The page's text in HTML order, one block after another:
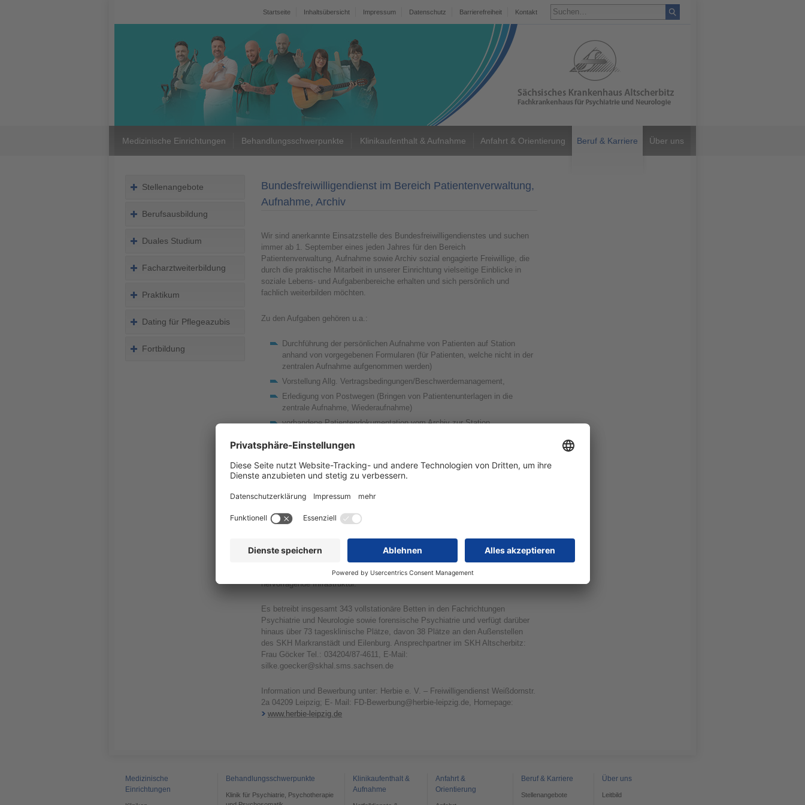
Startseite Inhaltsübersicht Impressum Datenschutz Barrierefreiheit Kontakt
Medizinische Einrichtungen Behandlungsschwerpunkte Klinikaufenthalt & Aufnahme Anfahrt & Orientierung Beruf & Karriere Über uns
Stellenangebote
Berufsausbildung
Duales Studium
Facharztweiterbildung
Praktikum
Dating für Pflegeazubis
Fortbildung
Bundesfreiwilligendienst im Bereich Patientenverwaltung,
Aufnahme, Archiv
Wir sind anerkannte Einsatzstelle des Bundesfreiwilligendienstes und suchen
immer ab 1. September eines jeden Jahres für den Bereich
Patientenverwaltung, Aufnahme sowie Archiv sozial engagierte Freiwillige, die
durch die praktische Mitarbeit in unserer Einrichtung vielseitige Einblicke in
soziale Lebens- und Aufgabenbereiche erhalten und sich persönlich und
fachlich weiterbilden möchten.
Zu den Aufgaben gehören u.a.:
Durchführung der persönlichen Aufnahme von Patienten auf Station
anhand von vorgegebenen Formularen (für Patienten, welche nicht in der
zentralen Aufnahme aufgenommen werden)
Vorstellung Allg. Vertragsbedingungen/Beschwerdemanagement,
Erledigung von Postwegen (Bringen von Patientenunterlagen in die
zentrale Aufnahme, Wiederaufnahme)
vorhandene Patientendokumentation vom Archiv zur Station,
auf Station)
Durchführung v. Zuzahlungsinkasso
Zentrale Archivierung
Rechnungslegung, Mahnwesen
/Zahlungseingänge/Debitorenbuchhaltung/Krankenaktenverwaltung -
Archiv)
Das Krankenhaus liegt im Ort Schkeuditz, ca. 10 km nordwestlich der Stadt
Leipzig und verfügt durch die Anbindungen zur BAB 9 und 14, der B 6 sowie der
Straßenbahnlinie 11 direkt vor dem Haus verkehrstechnisch über eine
hervorragende Infrastruktur.
Es betreibt insgesamt 343 vollstationäre Betten in den Fachrichtungen
Psychiatrie und Neurologie sowie forensische Psychiatrie und verfügt darüber
hinaus über 73 tagesklinische Plätze, davon 38 Plätze an den Außenstellen
des SKH Markranstädt und Eilenburg. Ansprechpartner im SKH Altscherbitz:
Frau Göcker Tel.: 034204/87-4611, E-Mail:
silke.goecker@skhal.sms.sachsen.de
Information und Bewerbung unter: Herbie e. V. – Freiwilligendienst Weißdornstr.
2a 04209 Leipzig; E- Mail: FD-Bewerbung@herbie-leipzig.de, Homepage:
www.herbie-leipzig.de
Medizinische
Einrichtungen
Behandlungsschwerpunkte
Klinik für Psychiatrie, Psychotherapie
Klinikaufenthalt &
Aufnahme
Anfahrt &
Orientierung
Beruf & Karriere
Stellenangebote
Über uns
Leitbild